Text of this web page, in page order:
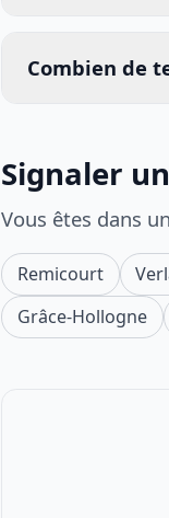
Combien de
Signaler
Vous êtes dans
Remicourt
Grâce-Hollogne